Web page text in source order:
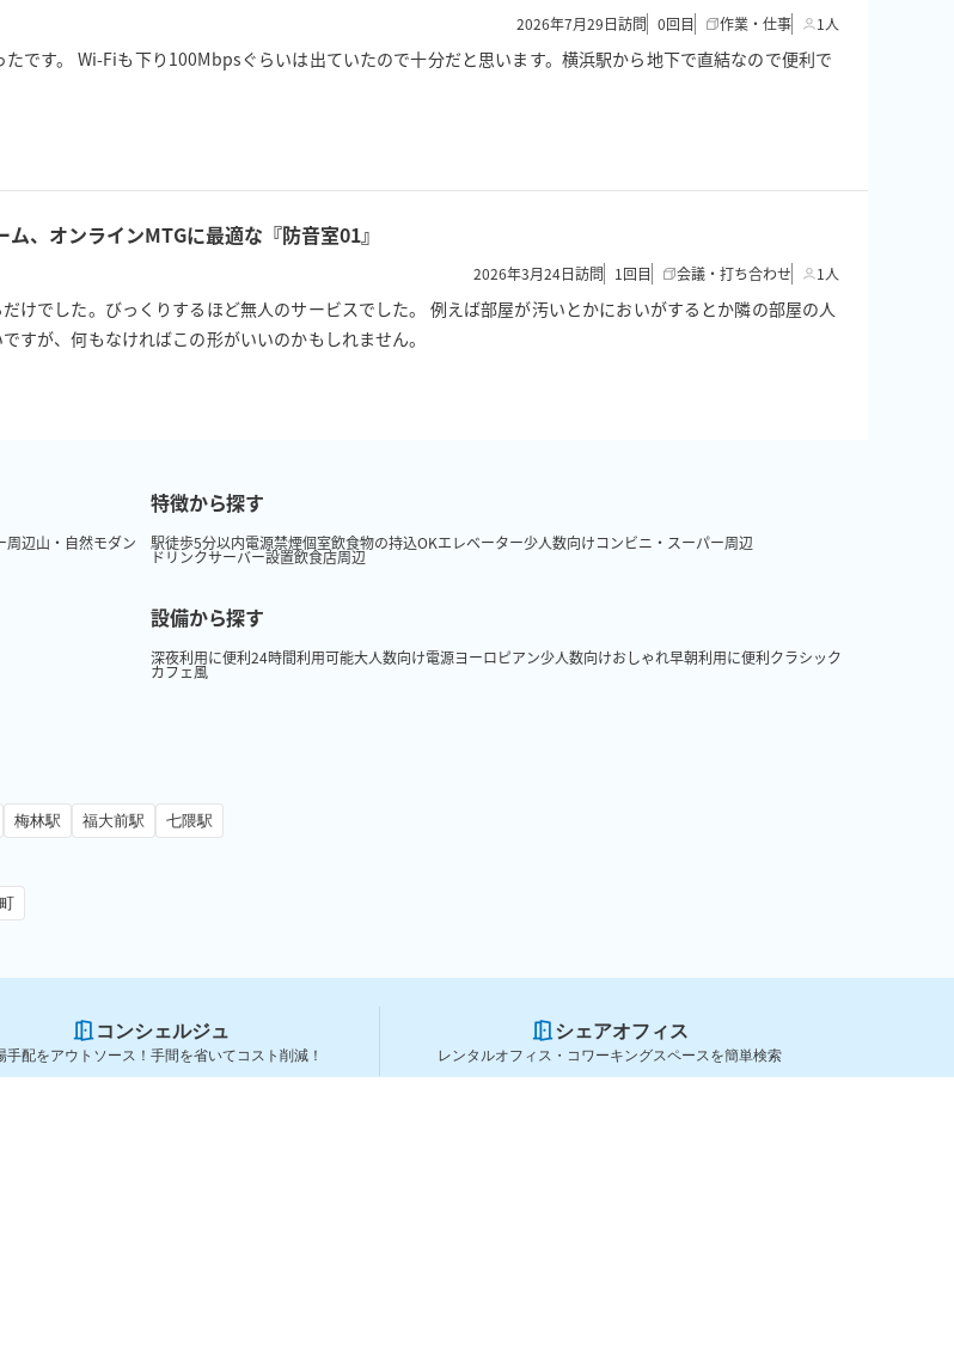
2026年7月29日訪問 0回目 作業・仕事 1人
です。 Wi-Fiも下り100Mbpsぐらいは出ていたので十分だと思います。横浜駅から地下で直結なので便利で
、オンラインMTGに最適な『防音室01』
2026年3月24日訪問 1 回目 会議・打ち合わせ 1人
けでした。びっくりするほど無人のサービスでした。 例えば部屋が汚いとかにおいがするとか隣の部屋の人
すが、何もなければこの形がいいのかもしれません。
周辺山・自然モダン
特徴から探す
駅徒歩5分以内電源禁煙個室飲食物の持込OKエレベーター少人数向けコンビニ・スーパー周辺
ドリンクサーバー設置飲食店周辺
設備から探す
深夜利用に便利24時間利用可能大人数向け電源ヨーロピアン少人数向けおしゃれ早朝利用に便利クラシック
カフェ風
梅林駅 福大前駅 七隈駅
コンシェルジュ
手配をアウトソース！手間を省いてコスト削減！
シェアオフィス
レンタルオフィス・コワーキングスペースを簡単検索